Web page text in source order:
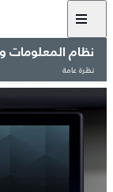
نظام المعلومات
نظرة عامة